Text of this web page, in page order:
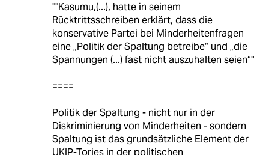
""Kasumu,(...), hatte in seinem
Rücktrittsschreiben erklärt, dass die
konservative Partei bei Minderheitenfragen
eine „Politik der Spaltung betreibe“ und „die
Spannungen (...) fast nicht auszuhalten seien“"
====
Politik der Spaltung - nicht nur in der
Diskriminierung von Minderheiten - sondern
Spaltung ist das grundsätzliche Element der